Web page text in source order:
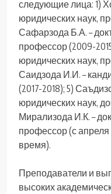
следующие лица: 1)
юридических наук,
Сафарзода Б.А. –
профессор (2009-
юридических наук,
Саидзода И.И. –
(2017-2018); 5)
юридических наук,
Мирализода И.К. –
профессор (с
время).
Преподаватели и
высоких